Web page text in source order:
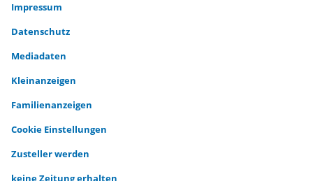
Impressum
Datenschutz
Mediadaten
Kleinanzeigen
Familienanzeigen
Cookie Einstellungen
Zusteller werden
keine Zeitung erhalten